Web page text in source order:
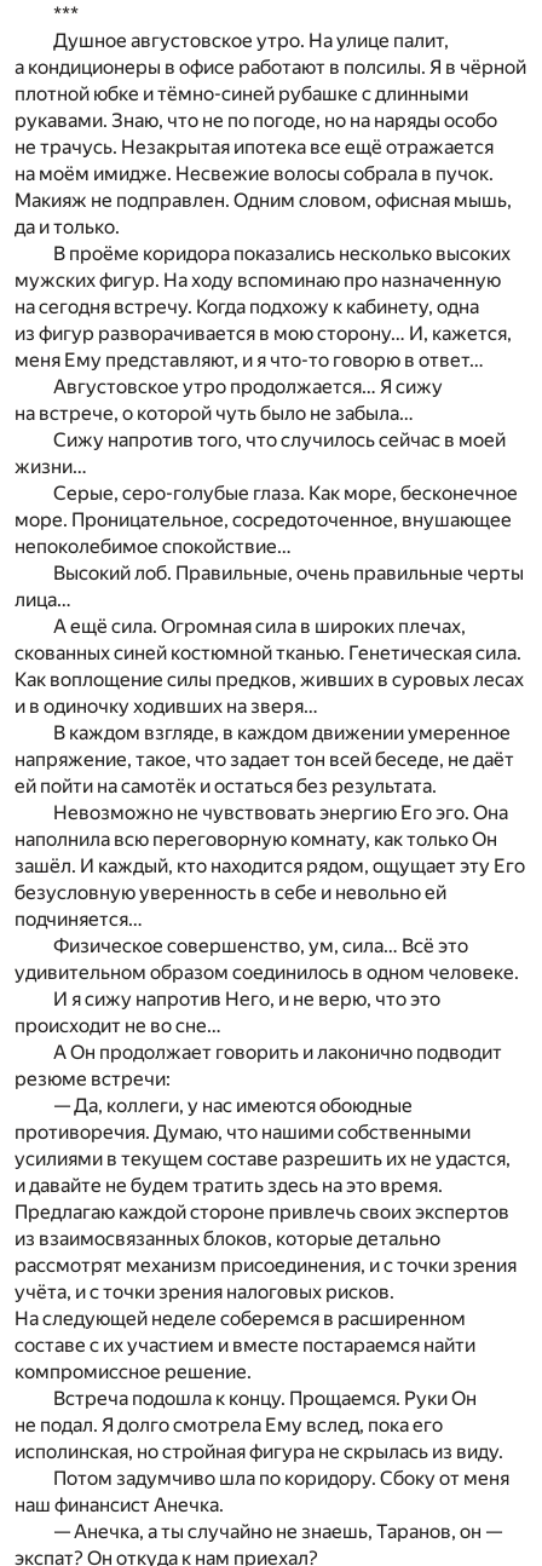
***
Душное августовское утро. На улице палит,
а кондиционеры в офисе работают в полсилы. Я в чёрной
плотной юбке и тёмно-синей рубашке с длинными
рукавами. Знаю, что не по погоде, но на наряды особо
не трачусь. Незакрытая ипотека все ещё отражается
на моём имидже. Несвежие волосы собрала в пучок.
Макияж не подправлен. Одним словом, офисная мышь,
да и только.
В проёме коридора показались несколько высоких
мужских фигур. На ходу вспоминаю про назначенную
на сегодня встречу. Когда подхожу к кабинету, одна
из фигур разворачивается в мою сторону… И, кажется,
меня Ему представляют, и я что-то говорю в ответ…
Августовское утро продолжается… Я сижу
на встрече, о которой чуть было не забыла…
Сижу напротив того, что случилось сейчас в моей
жизни…
Серые, серо-голубые глаза. Как море, бесконечное
море. Проницательное, сосредоточенное, внушающее
непоколебимое спокойствие…
Высокий лоб. Правильные, очень правильные черты
лица…
А ещё сила. Огромная сила в широких плечах,
скованных синей костюмной тканью. Генетическая сила.
Как воплощение силы предков, живших в суровых лесах
и в одиночку ходивших на зверя…
В каждом взгляде, в каждом движении умеренное
напряжение, такое, что задает тон всей беседе, не даёт
ей пойти на самотёк и остаться без результата.
Невозможно не чувствовать энергию Его эго. Она
наполнила всю переговорную комнату, как только Он
зашёл. И каждый, кто находится рядом, ощущает эту Его
безусловную уверенность в себе и невольно ей
подчиняется…
Физическое совершенство, ум, сила… Всё это
удивительном образом соединилось в одном человеке.
И я сижу напротив Него, и не верю, что это
происходит не во сне…
А Он продолжает говорить и лаконично подводит
резюме встречи:
— Да, коллеги, у нас имеются обоюдные
противоречия. Думаю, что нашими собственными
усилиями в текущем составе разрешить их не удастся,
и давайте не будем тратить здесь на это время.
Предлагаю каждой стороне привлечь своих экспертов
из взаимосвязанных блоков, которые детально
рассмотрят механизм присоединения, и с точки зрения
учёта, и с точки зрения налоговых рисков.
На следующей неделе соберемся в расширенном
составе с их участием и вместе постараемся найти
компромиссное решение.
Встреча подошла к концу. Прощаемся. Руки Он
не подал. Я долго смотрела Ему вслед, пока его
исполинская, но стройная фигура не скрылась из виду.
Потом задумчиво шла по коридору. Сбоку от меня
наш финансист Анечка.
— Анечка, а ты случайно не знаешь, Таранов, он —
экспат? Он откуда к нам приехал?